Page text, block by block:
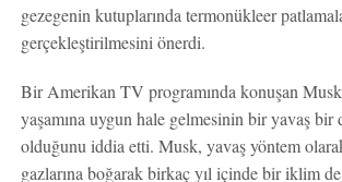
gezegenin kutuplarında termonükleer
gerçekleştirilmesini önerdi.
Bir Amerikan TV programında konuşan
yaşamına uygun hale gelmesinin bir yavaş bir
olduğunu iddia etti. Musk, yavaş yöntem
gazlarına boğarak birkaç yıl içinde bir iklim